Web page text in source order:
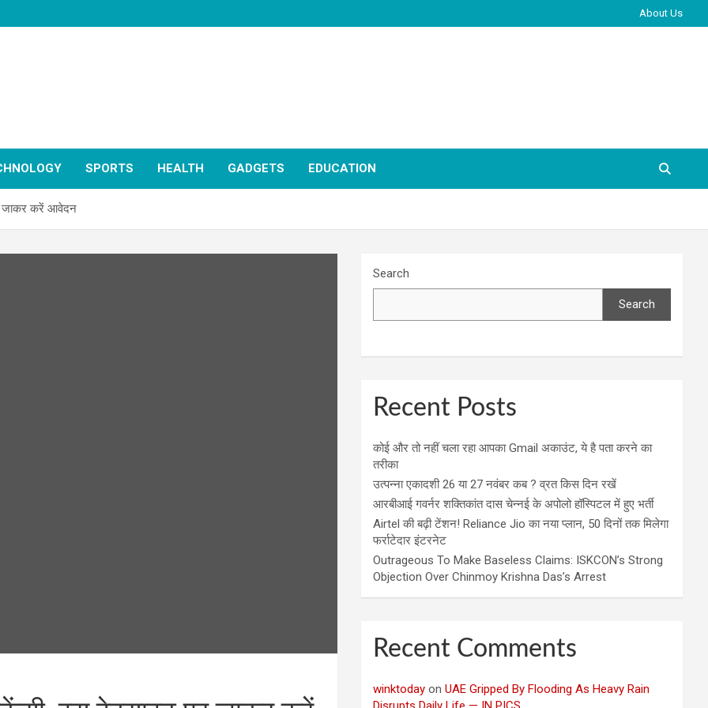
About Us
SPORTS HEALTH GADGETS EDUCATION
जाकर करें आवेदन
Search
Search
Recent Posts
कोई और तो नहीं चला रहा आपका Gmail अकाउंट, ये है पता करने का
तरीका
उत्पन्ना एकादशी 26 या 27 नवंबर कब ? व्रत किस दिन रखें
आरबीआई गवर्नर शक्तिकांत दास चेन्नई के अपोलो हॉस्पिटल में हुए भर्ती
Airtel की बढ़ी टेंशन! Reliance Jio का नया प्लान, 50 दिनों तक मिलेगा
फर्राटेदार इंटरनेट
Outrageous To Make Baseless Claims: ISKCON’s Strong
Objection Over Chinmoy Krishna Das’s Arrest
Recent Comments
winktoday onUAE Gripped By Flooding As Heavy Rain